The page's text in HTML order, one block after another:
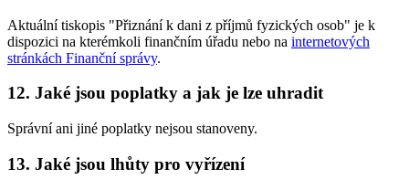
Aktuální tiskopis "Přiznání k dani z příjmů fyzických osob" je k
dispozici na kterémkoli finančním úřadu nebo na internetových
stránkách Finanční správy.
12. Jaké jsou poplatky a jak je lze uhradit
Správní ani jiné poplatky nejsou stanoveny.
13. Jaké jsou lhůty pro vyřízení